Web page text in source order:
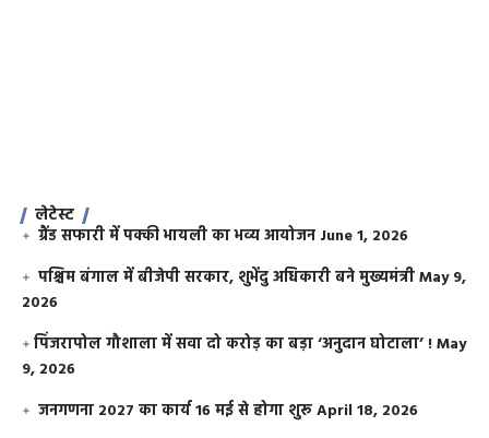
लेटेस्ट
ग्रैंड सफारी में पक्की भायली का भव्य आयोजन June 1, 2026
पश्चिम बंगाल में बीजेपी सरकार, शुभेंदु अधिकारी बने मुख्यमंत्रीMay 9,
2026
​पिंजरापोल गौशाला में सवा दो करोड़ का बड़ा ‘अनुदान घोटाला’ !May
9, 2026
जनगणना 2027 का कार्य 16 मई से होगा शुरूApril 18, 2026